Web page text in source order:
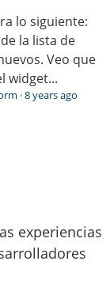
lo siguiente:
la lista de
Veo que
widget...
·8 years ago
experiencias